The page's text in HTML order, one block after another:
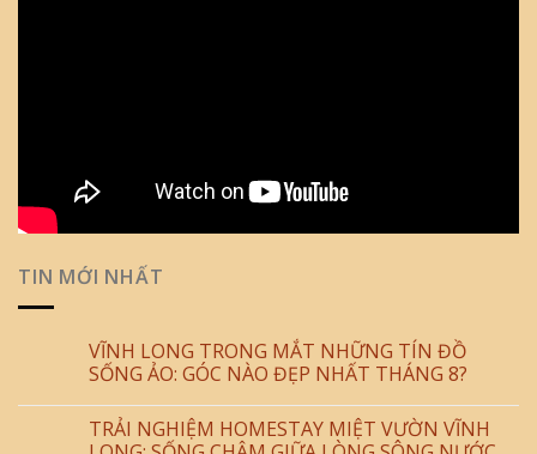
TIN MỚI NHẤT
VĨNH LONG TRONG MẮT NHỮNG TÍN ĐỒ
SỐNG ẢO: GÓC NÀO ĐẸP NHẤT THÁNG 8?
TRẢI NGHIỆM HOMESTAY MIỆT VƯỜN VĨNH